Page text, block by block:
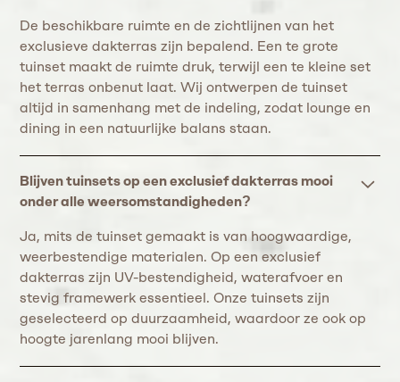
De beschikbare ruimte en de zichtlijnen van het
exclusieve dakterras zijn bepalend. Een te grote
tuinset maakt de ruimte druk, terwijl een te kleine set
het terras onbenut laat. Wij ontwerpen de tuinset
altijd in samenhang met de indeling, zodat lounge en
dining in een natuurlijke balans staan.
Blijven tuinsets op een exclusief dakterras mooi
onder alle weersomstandigheden?
Ja, mits de tuinset gemaakt is van hoogwaardige,
weerbestendige materialen. Op een exclusief
dakterras zijn UV-bestendigheid, waterafvoer en
stevig framewerk essentieel. Onze tuinsets zijn
geselecteerd op duurzaamheid, waardoor ze ook op
hoogte jarenlang mooi blijven.